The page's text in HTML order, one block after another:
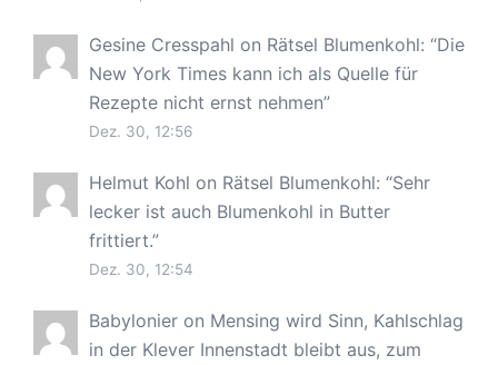
Gesine Cresspahl on Rätsel Blumenkohl: “Die
New York Times kann ich als Quelle für
Rezepte nicht ernst nehmen”
Dez. 30, 12:56
Helmut Kohl on Rätsel Blumenkohl: “Sehr
lecker ist auch Blumenkohl in Butter
frittiert.”
Dez. 30, 12:54
Babylonier on Mensing wird Sinn, Kahlschlag
in der Klever Innenstadt bleibt aus, zum